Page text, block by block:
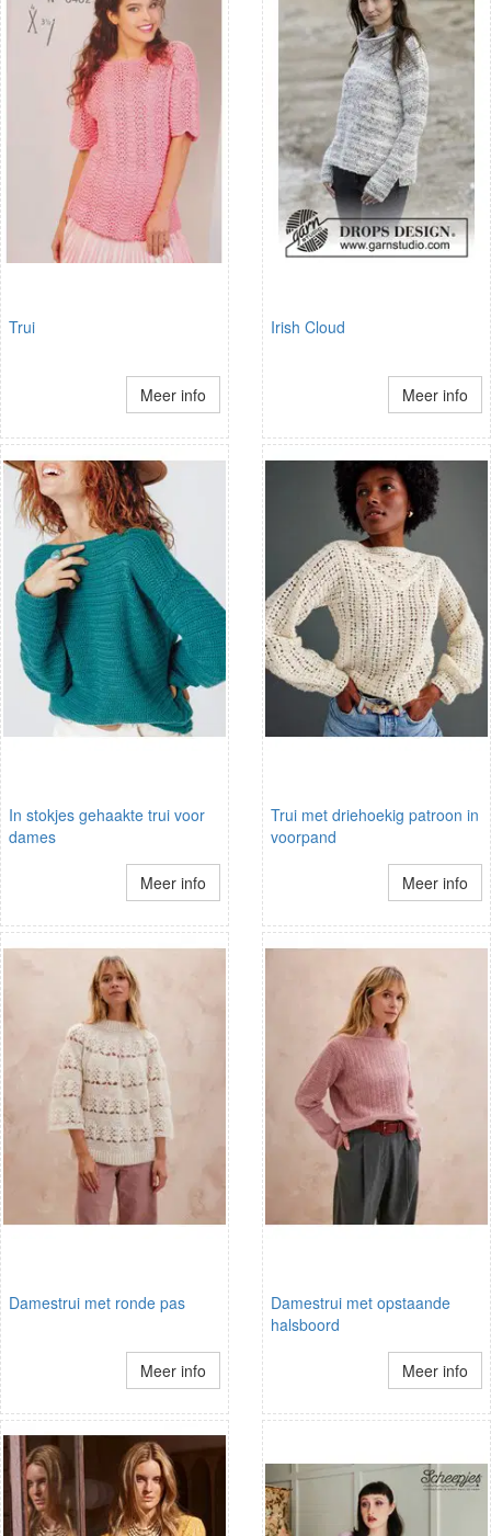
Trui
Meer info
Irish Cloud
Meer info
In stokjes gehaakte trui voor
dames
Meer info
Trui met driehoekig patroon in
voorpand
Meer info
Damestrui met ronde pas
Meer info
Damestrui met opstaande
halsboord
Meer info